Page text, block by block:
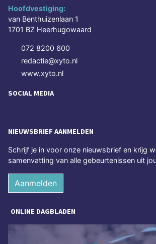
Hoofdvestiging:
van Benthuizenlaan 1
1701 BZ Heerhugowaard
072 8200 600
redactie@xyto.nl
www.xyto.nl
SOCIAL MEDIA
NIEUWSBRIEF AANMELDEN
Schrijf je in voor onze nieuwsbrief en krijg
samenvatting van alle gebeurtenissen uit
Aanmelden
ONLINE DAGBLADEN